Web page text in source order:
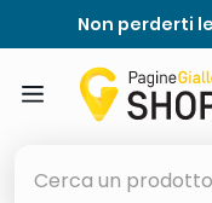
Non perderti